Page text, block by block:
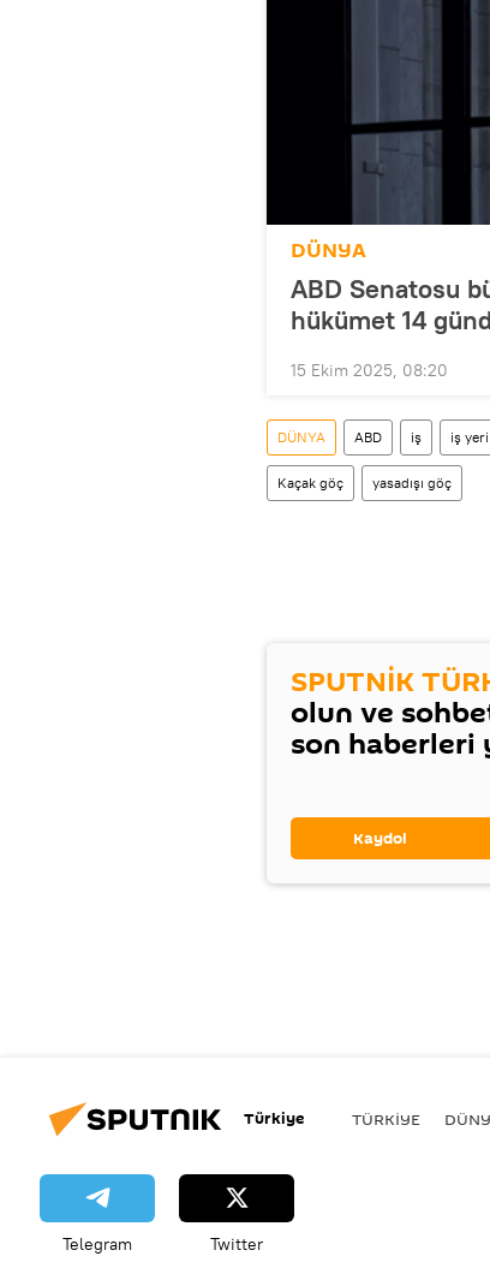
DÜNYA
ABD Senatosu
hükümet 14
15 Ekim 2025, 08:20
DÜNYA ABD iş iş yeri
Kaçak göç yasadışı göç
SPUTNİK
olun ve
son haberleri
Kaydol
Türkiye TÜRKIYE
Telegram Twitter